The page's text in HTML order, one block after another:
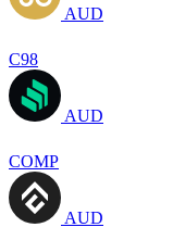
AUD
C98
AUD
COMP
AUD